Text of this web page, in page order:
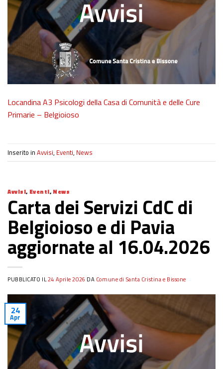
Locandina A3 Psicologi della Casa di Comunità e delle Cure
Primarie – Belgioioso
Inserito in Avvisi, Eventi, News
Avvisi, Eventi, News
Carta dei Servizi CdC di
Belgioioso e di Pavia
aggiornate al 16.04.2026
PUBBLICATO IL24 Aprile 2026 DA Comune di Santa Cristina e Bissone
24
Apr